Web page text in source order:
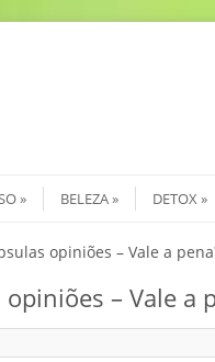
BELEZA DETOX
opiniões – Vale a
– Vale a